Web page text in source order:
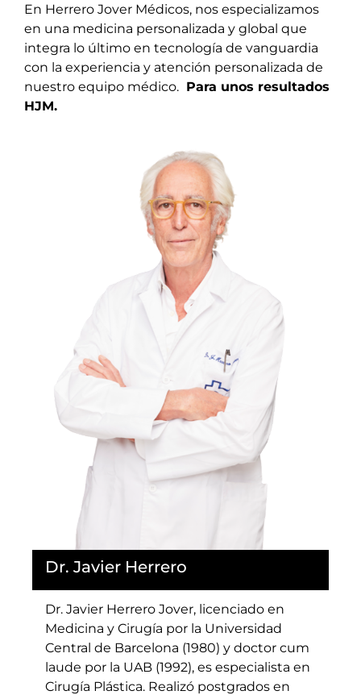
En Herrero Jover Médicos, nos especializamos
en una medicina personalizada y global que
integra lo último en tecnología de vanguardia
con la experiencia y atención personalizada de
nuestro equipo médico. Para unos resultados
HJM.
Dr. Javier Herrero
Dr. Javier Herrero Jover, licenciado en
Medicina y Cirugía por la Universidad
Central de Barcelona (1980) y doctor cum
laude por la UAB (1992), es especialista en
Cirugía Plástica. Realizó postgrados en